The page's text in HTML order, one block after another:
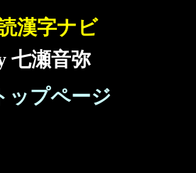
漢字ナビ
七瀬音弥
ップページ